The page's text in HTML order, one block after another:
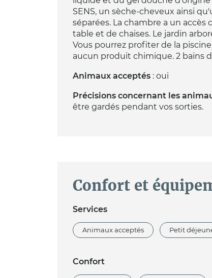
SENS, un sèche-cheveux ainsi
séparées. La chambre a un
table et de chaises. Le jardin
Vous pourrez profiter de la
aucun produit chimique. 2 bains
Animaux acceptés: oui
Précisions concernant les
être gardés pendant vos sorties.
Confort et
Services
Animaux acceptés Petit
Confort